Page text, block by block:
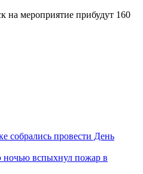
на мероприятие прибудут 160
собрались провести День
ночью вспыхнул пожар в